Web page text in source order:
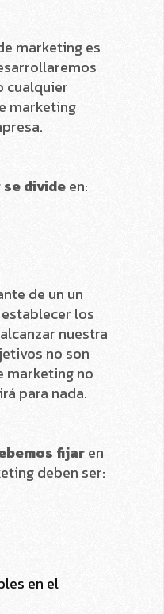
marketing es
cualquier
marketing
se divideen:
de un un
los
nuestra
no son
marketing no
para nada.
fijaren
deben ser:
en el